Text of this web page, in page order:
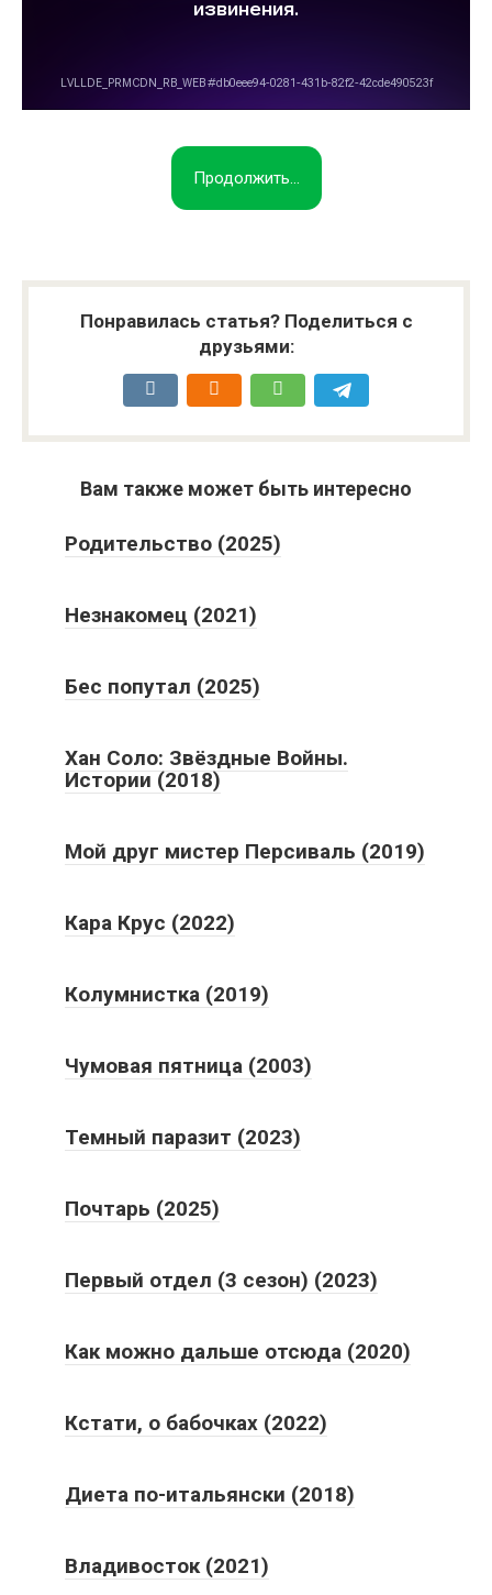
Продолжить...
Понравилась статья? Поделиться с
друзьями:
Вам также может быть интересно
Родительство (2025)
Незнакомец (2021)
Бес попутал (2025)
Хан Соло: Звёздные Войны.
Истории (2018)
Мой друг мистер Персиваль (2019)
Кара Крус (2022)
Колумнистка (2019)
Чумовая пятница (2003)
Темный паразит (2023)
Почтарь (2025)
Первый отдел (3 сезон) (2023)
Как можно дальше отсюда (2020)
Кстати, о бабочках (2022)
Диета по-итальянски (2018)
Владивосток (2021)